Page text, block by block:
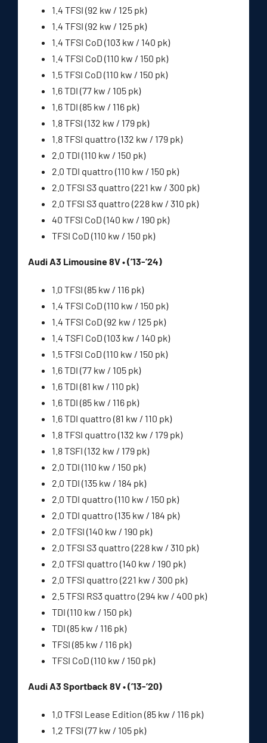
1.4 TFSI (92 kw / 125 pk)
1.4 TFSI (92 kw / 125 pk)
1.4 TFSI CoD (103 kw / 140 pk)
1.4 TFSI CoD (110 kw / 150 pk)
1.5 TFSI CoD (110 kw / 150 pk)
1.6 TDI (77 kw / 105 pk)
1.6 TDI (85 kw / 116 pk)
1.8 TFSI (132 kw / 179 pk)
1.8 TFSI quattro (132 kw / 179 pk)
2.0 TDI (110 kw / 150 pk)
2.0 TDI quattro (110 kw / 150 pk)
2.0 TFSI S3 quattro (221 kw / 300 pk)
2.0 TFSI S3 quattro (228 kw / 310 pk)
40 TFSI CoD (140 kw / 190 pk)
TFSI CoD (110 kw / 150 pk)
Audi A3 Limousine 8V • (’13-’24)
1.0 TFSI (85 kw / 116 pk)
1.4 TFSI CoD (110 kw / 150 pk)
1.4 TFSI CoD (92 kw / 125 pk)
1.4 TSFI CoD (103 kw / 140 pk)
1.5 TFSI CoD (110 kw / 150 pk)
1.6 TDI (77 kw / 105 pk)
1.6 TDI (81 kw / 110 pk)
1.6 TDI (85 kw / 116 pk)
1.6 TDI quattro (81 kw / 110 pk)
1.8 TFSI quattro (132 kw / 179 pk)
1.8 TSFI (132 kw / 179 pk)
2.0 TDI (110 kw / 150 pk)
2.0 TDI (135 kw / 184 pk)
2.0 TDI quattro (110 kw / 150 pk)
2.0 TDI quattro (135 kw / 184 pk)
2.0 TFSI (140 kw / 190 pk)
2.0 TFSI S3 quattro (228 kw / 310 pk)
2.0 TFSI quattro (140 kw / 190 pk)
2.0 TFSI quattro (221 kw / 300 pk)
2.5 TFSI RS3 quattro (294 kw / 400 pk)
TDI (110 kw / 150 pk)
TDI (85 kw / 116 pk)
TFSI (85 kw / 116 pk)
TFSI CoD (110 kw / 150 pk)
Audi A3 Sportback 8V • (’13-’20)
1.0 TFSI Lease Edition (85 kw / 116 pk)
1.2 TFSI (77 kw / 105 pk)